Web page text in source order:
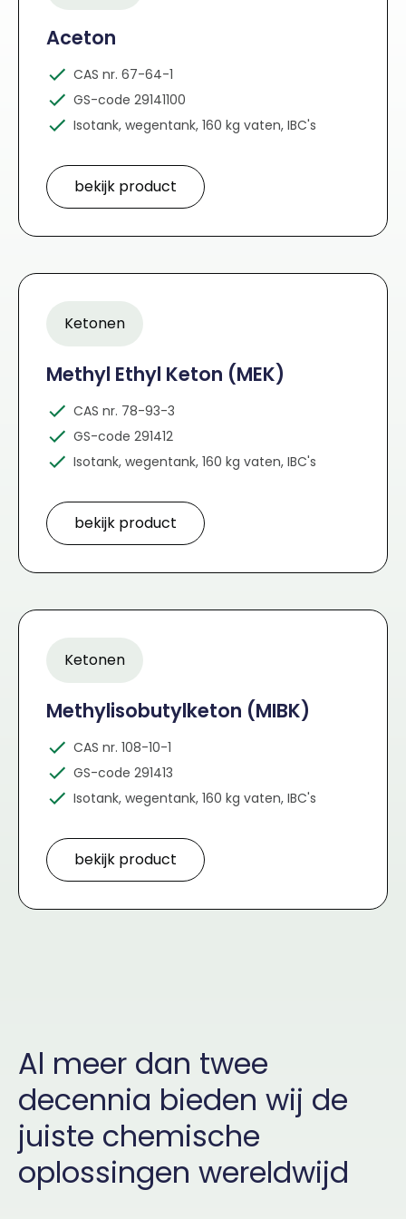
Aceton
CAS nr. 67-64-1
GS-code 29141100
Isotank, wegentank, 160 kg vaten, IBC's
bekijk product
Ketonen
Methyl Ethyl Keton (MEK)
CAS nr. 78-93-3
GS-code 291412
Isotank, wegentank, 160 kg vaten, IBC's
bekijk product
Ketonen
Methylisobutylketon (MIBK)
CAS nr. 108-10-1
GS-code 291413
Isotank, wegentank, 160 kg vaten, IBC's
bekijk product
Al meer dan twee
decennia bieden wij de
juiste chemische
oplossingen wereldwijd